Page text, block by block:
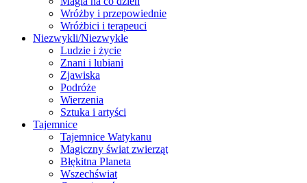
Wróżby i przepowiednie
Wróżbici i terapeuci
Niezwykli/Niezwykłe
Ludzie i życie
Znani i lubiani
Zjawiska
Podróże
Wierzenia
Sztuka i artyści
Tajemnice
Tajemnice Watykanu
Magiczny świat zwierząt
Błękitna Planeta
Wszechświat